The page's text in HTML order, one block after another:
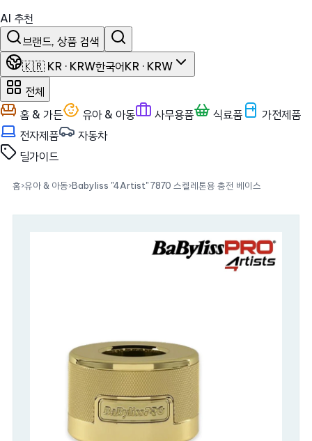
AI 추천
브랜드, 상품 검색
🇰🇷 KR · KRW한국어KR · KRW
전체
홈 & 가든
유아 & 아동 사무용품 식료품
가전제품
전자제품
자동차
딜가이드
홈›유아 & 아동›Babyliss "4Artist" 7870 스켈레톤용 충전 베이스